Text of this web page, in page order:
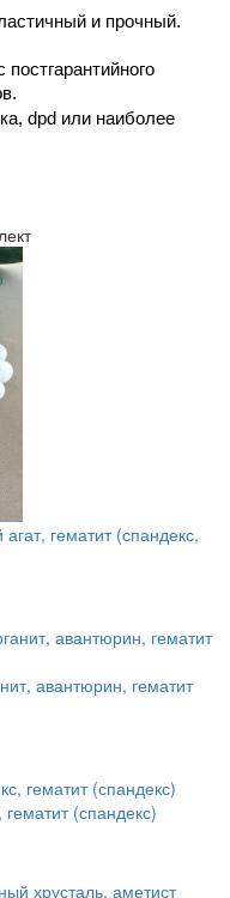
и прочный.
dpd или наиболее
гематит (спандекс,
авантюрин, гематит
(спандекс)